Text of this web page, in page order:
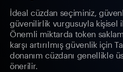
İdeal cüzdan seçiminiz,
güvenilirlik vurgusuyla kişisel
Önemli miktarda token
karşı artırılmış güvenlik için
donanım cüzdanı genellikle
önerilir.